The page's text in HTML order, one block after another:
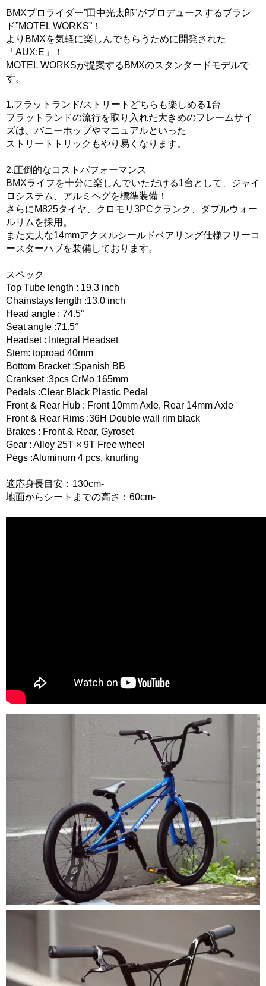
BMXプロライダー”田中光太郎”がプロデュースするブラン
ド”MOTEL WORKS”！
よりBMXを気軽に楽しんでもらうために開発された
「AUX:E」！
MOTEL WORKSが提案するBMXのスタンダードモデルで
す。
1.フラットランド/ストリートどちらも楽しめる1台
フラットランドの流行を取り入れた大きめのフレームサイ
ズは、バニーホップやマニュアルといった
ストリートトリックもやり易くなります。
2.圧倒的なコストパフォーマンス
BMXライフを十分に楽しんでいただける1台として、ジャイ
ロシステム、アルミペグを標準装備！
さらにM825タイヤ、クロモリ3PCクランク、ダブルウォー
ルリムを採用。
また丈夫な14mmアクスルシールドベアリング仕様フリーコ
ースターハブを装備しております。
スペック
Top Tube length : 19.3 inch
Chainstays length :13.0 inch
Head angle : 74.5°
Seat angle :71.5°
Headset : Integral Headset
Stem: toproad 40mm
Bottom Bracket :Spanish BB
Crankset :3pcs CrMo 165mm
Pedals :Clear Black Plastic Pedal
Front & Rear Hub : Front 10mm Axle, Rear 14mm Axle
Front & Rear Rims :36H Double wall rim black
Brakes : Front & Rear, Gyroset
Gear : Alloy 25T × 9T Free wheel
Pegs :Aluminum 4 pcs, knurling
適応身長目安：130cm-
地面からシートまでの高さ：60cm-